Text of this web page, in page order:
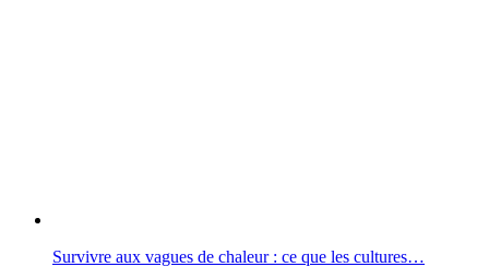
Survivre aux vagues de chaleur : ce que les cultures…